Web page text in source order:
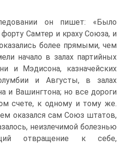
он пишет: «Было
Самтер и краху Союза, и
более прямыми, чем
начало в залах партийных
и Мэдисона, казначейских
и Августы, в залах
и Вашингтона; но все дороги
счете, к одному и тому же.
оказался сам Союз штатов,
неизлечимой болезнью
отвращение к себе,